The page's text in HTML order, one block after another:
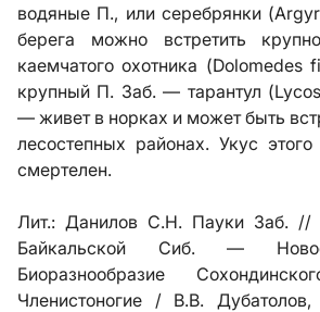
водяные П., или серебрянки
берега можно встретить
каемчатого охотника
крупный П. Заб. — тарантул
— живет в норках и может быть
лесостепных районах. Укус
смертелен.
Лит.: Данилов С.Н. Пауки Заб. //
Байкальской Сиб. —
Биоразнообразие
Членистоногие / В.В.